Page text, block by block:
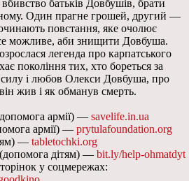
батьків Довбушів, брати
Один прагне грошей, другий —
повстання, яке очолює
можливе, аби знищити Довбуша.
легенда про карпатського
покоління тих, хто бореться за
силу і любов Олекси Довбуша, про
жив і як обманув смерть.
армії) — savelife.in.ua
армії) — prytulafoundation.org
— tabletochki.org
дітям) — bit.ly/help-ohmatdyt
у соцмережах: